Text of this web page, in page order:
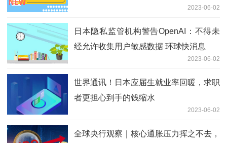
2023-06-02
日本隐私监管机构警告OpenAI：不得未
经允许收集用户敏感数据 环球快消息
2023-06-02
世界通讯！日本应届生就业率回暖，求职
者更担心到手的钱缩水
2023-06-02
全球央行观察｜核心通胀压力挥之不去，